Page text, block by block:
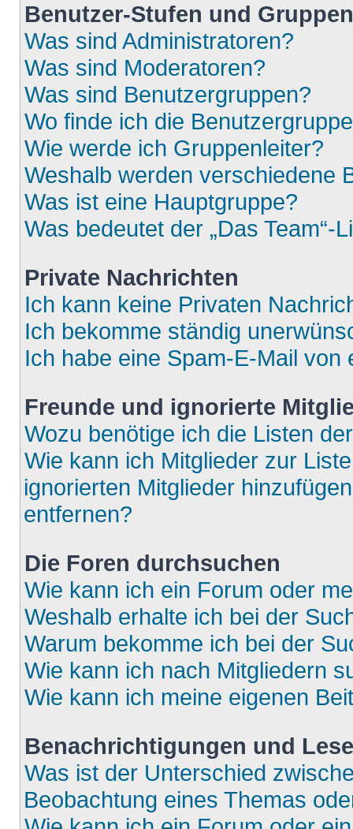
Benutzer-Stufen und Gruppen
Was sind Administratoren?
Was sind Moderatoren?
Was sind Benutzergruppen?
Wo finde ich die
Wie werde ich Gruppenleiter?
Weshalb werden verschiedene
Was ist eine Hauptgruppe?
Was bedeutet der „Das Team“-
Private Nachrichten
Ich kann keine Privaten
Ich bekomme ständig
Ich habe eine Spam-E-Mail
Freunde und ignorierte
Wozu benötige ich die Listen
Wie kann ich Mitglieder zur
ignorierten Mitglieder
entfernen?
Die Foren durchsuchen
Wie kann ich ein Forum oder
Weshalb erhalte ich bei der
Warum bekomme ich bei der
Wie kann ich nach Mitgliedern
Wie kann ich meine eigenen
Benachrichtigungen und
Was ist der Unterschied
Beobachtung eines Themas